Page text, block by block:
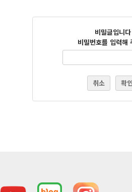
비밀글입니다
비밀번호를 입력해
취소 확인